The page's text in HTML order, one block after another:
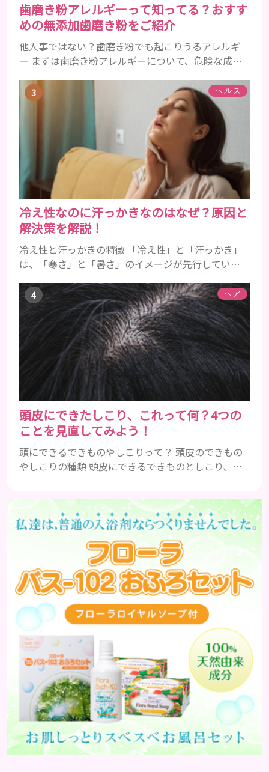
歯磨き粉アレルギーって知ってる？おすす
めの無添加歯磨き粉をご紹介
他人事ではない？歯磨き粉でも起こりうるアレルギ
ー まずは歯磨き粉アレルギーについて、危険な成分
まれるアレルギーを起こすおそれのある成分 まず、
普段お使いの歯磨き粉に含まれているどの成分にア
レルギーを引き起こすおそれがあるのかを説明しま
すね。 •フッ素･･･歯の表面のエナメルを守り強くし
たり、虫歯と防ぐ働きを持つ成分 •香味料 ･･･歯磨き
粉の風味や爽...
ヘルス
冷え性なのに汗っかきなのはなぜ？原因と
解決策を解説！
冷え性と汗っかきの特徴 「冷え性」と「汗っかき」
は、「寒さ」と「暑さ」のイメージが先行している
冷え性とは 冷え性とは、本来であれば寒さを感じる
ことのない温度であるにも関わらず、手足などが凍っ
たように冷たくて辛いと感じることを指します。
「暖かい部屋にいるのに手足が冷たい」「布団をか
けても手足が冷たくて寝れない」などの症状に悩ん
でいる方は、冷え性の可能...
ヘア
頭皮にできたしこり、これって何？4つの
ことを見直してみよう！
頭にできるできものやしこりって？ 頭皮のできもの
やしこりの種類 頭皮にできるできものとしこり、と
も違いますし、症状や種類によっても違います。まず
はどんな病気なのか、よりも、どんな種類のできも
のやしこりがあるのかを解説いきましょう。 水疱 ご
存知の方もいらっしゃるかと思いますが、すいほ
う、と読みます。これは表皮や表皮下にできるもので
す。表皮は0.2mmほ...